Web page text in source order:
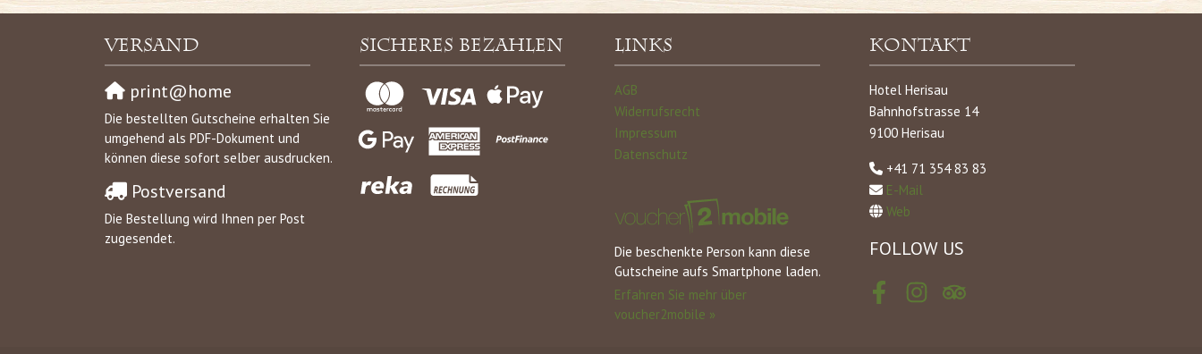
Versand
print@home
Die bestellten Gutscheine erhalten Sie
umgehend als PDF-Dokument und
können diese sofort selber ausdrucken.
Postversand
Die Bestellung wird Ihnen per Post
zugesendet.
Sicheres Bezahlen Links
AGB
Widerrufsrecht
Impressum
Datenschutz
Die beschenkte Person kann diese
Gutscheine aufs Smartphone laden.
Erfahren Sie mehr über
voucher2mobile »
Kontakt
Hotel Herisau
Bahnhofstrasse 14
9100 Herisau
+41 71 354 83 83
E-Mail
Web
FOLLOW US
FacebookInstagramTripadvisor